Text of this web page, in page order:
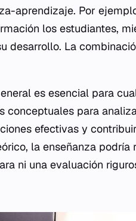
aprendizaje. Por
los estudiantes,
desarrollo. La
es esencial para
conceptuales para
efectivas y
la enseñanza podría
ni una evaluación